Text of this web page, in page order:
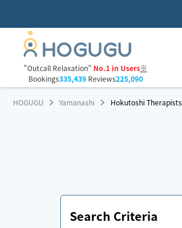
"Outcall Relaxation" No.1 in Users※
Bookings335,439Reviews225,090
HOGUGU Yamanashi Hokutoshi Therapists
Search Criteria